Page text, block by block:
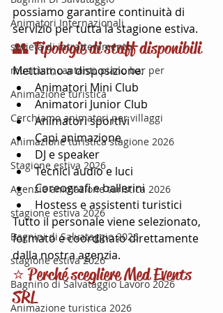
Animatori Internazionali
società di intrattenimento
musicisti, cantanti, piano bar per
Animazione turistica
Cerchiamo animatori per villaggi
Animazione turistica stagione 2026
Stagione estiva 2026
Agenzie animazione turistica 2026
stagione estiva 2026
Bagnini di Salvataggio 2026
stagione estiva 2026
Bagnino di Salvataggio Lavoro 2026
Animazione turistica 2026
possiamo garantire continuità di
servizio per tutta la stagione estiva.
👥 Tipologie di staff disponibili
Mettiamo a disposizione:
Animatori Mini Club
Animatori Junior Club
Animatori sportivi
Capi animazione
DJ e speaker
Tecnici audio e luci
Coreografi e ballerini
Hostess e assistenti turistici
Tutto il personale viene selezionato,
formato e coordinato direttamente
dalla nostra agenzia.
⭐ Perché scegliere Med Events
SRL